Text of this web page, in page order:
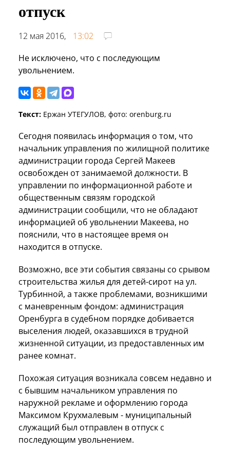
отпуск
12 мая 2016,
13:02
Не исключено, что с последующим
увольнением.
Текст: Ержан УТЕГУЛОВ, фото: orenburg.ru
Сегодня появилась информация о том, что
начальник управления по жилищной политике
администрации города Сергей Макеев
освобожден от занимаемой должности. В
управлении по информационной работе и
общественным связям городской
администрации сообщили, что не обладают
информацией об увольнении Макеева, но
пояснили, что в настоящее время он
находится в отпуске.
Возможно, все эти события связаны со срывом
строительства жилья для детей-сирот на ул.
Турбинной, а также проблемами, возникшими
с маневренным фондом: администрация
Оренбурга в судебном порядке добивается
выселения людей, оказавшихся в трудной
жизненной ситуации, из предоставленных им
ранее комнат.
Похожая ситуация возникала совсем недавно и
с бывшим начальником управления по
наружной рекламе и оформлению города
Максимом Крухмалевым - муниципальный
служащий был отправлен в отпуск с
последующим увольнением.